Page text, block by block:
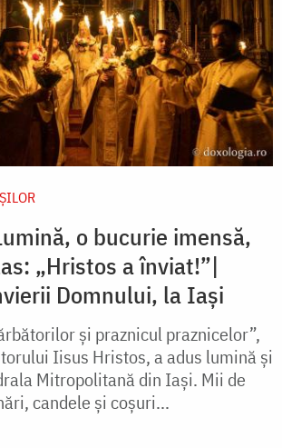
o bucurie imensă,
„Hristos a înviat!”|
Domnului, la Iași
și praznicul praznicelor”,
Iisus Hristos, a adus lumină și
Mitropolitană din Iași. Mii de
candele și coșuri...